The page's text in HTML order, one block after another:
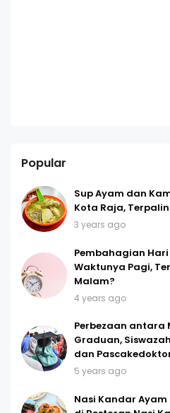
Popular
Sup Ayam dan
Kota Raja,
3 years ago
Pembahagian
Waktunya Pagi,
Malam?
4 years ago
Perbezaan antara
Graduan,
dan
5 years ago
Nasi Kandar